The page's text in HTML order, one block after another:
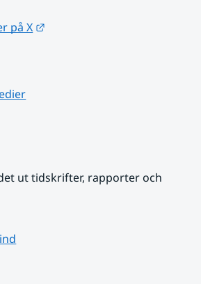
på X
ut tidskrifter, rapporter och